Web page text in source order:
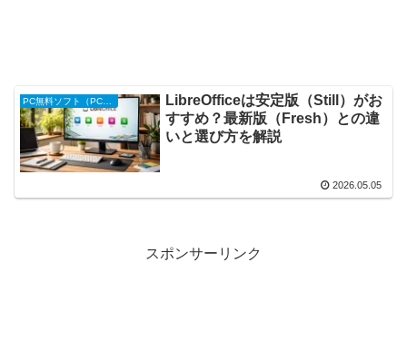
LibreOfficeは安定版（Still）がお
すすめ？最新版（Fresh）との違
いと選び方を解説
2026.05.05
スポンサーリンク